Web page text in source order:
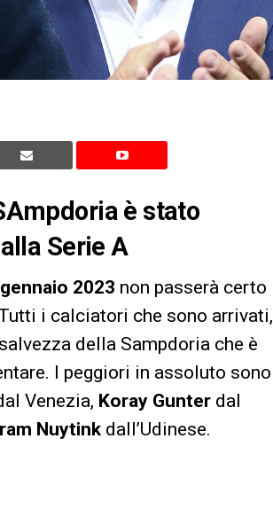
è stato
Serie A
gennaio 2023 non passerà certo
i calciatori che sono arrivati,
della Sampdoria che è
I peggiori in assoluto sono
Venezia, Koray Gunter dal
Nuytink dall’Udinese.